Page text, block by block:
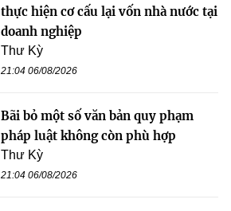
thực hiện cơ cấu lại vốn nhà nước tại
doanh nghiệp
Thư Kỳ
21:04 06/08/2026
Bãi bỏ một số văn bản quy phạm
pháp luật không còn phù hợp
Thư Kỳ
21:04 06/08/2026